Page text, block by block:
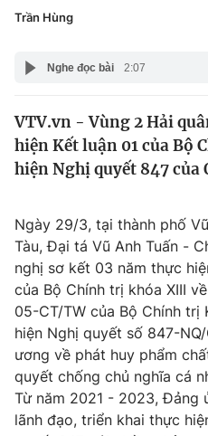
Y tế
Tin tức
Thế giới đó đây
Câu chuyện quốc tế
Kinh tế
Tài chính
Thị trường
Góc doanh nghiệp
Dữ liệu và đời sống
Truyền hình
Phim VTV
Hậu trường
Giải trí
Văn hóa - Giải trí
Đời sống
Giáo dục
Trần Hùng
Nghe đọc bài 2:07
VTV.vn - Vùng 2 Hải
hiện Kết luận 01 của Bộ
hiện Nghị quyết 847 của
Ngày 29/3, tại thành phố
Tàu, Đại tá Vũ Anh Tuấn -
nghị sơ kết 03 năm thực
của Bộ Chính trị khóa XIII
05-CT/TW của Bộ Chính trị
hiện Nghị quyết số 847-
ương về phát huy phẩm
quyết chống chủ nghĩa cá
Từ năm 2021 - 2023, Đảng
lãnh đạo, triển khai thực